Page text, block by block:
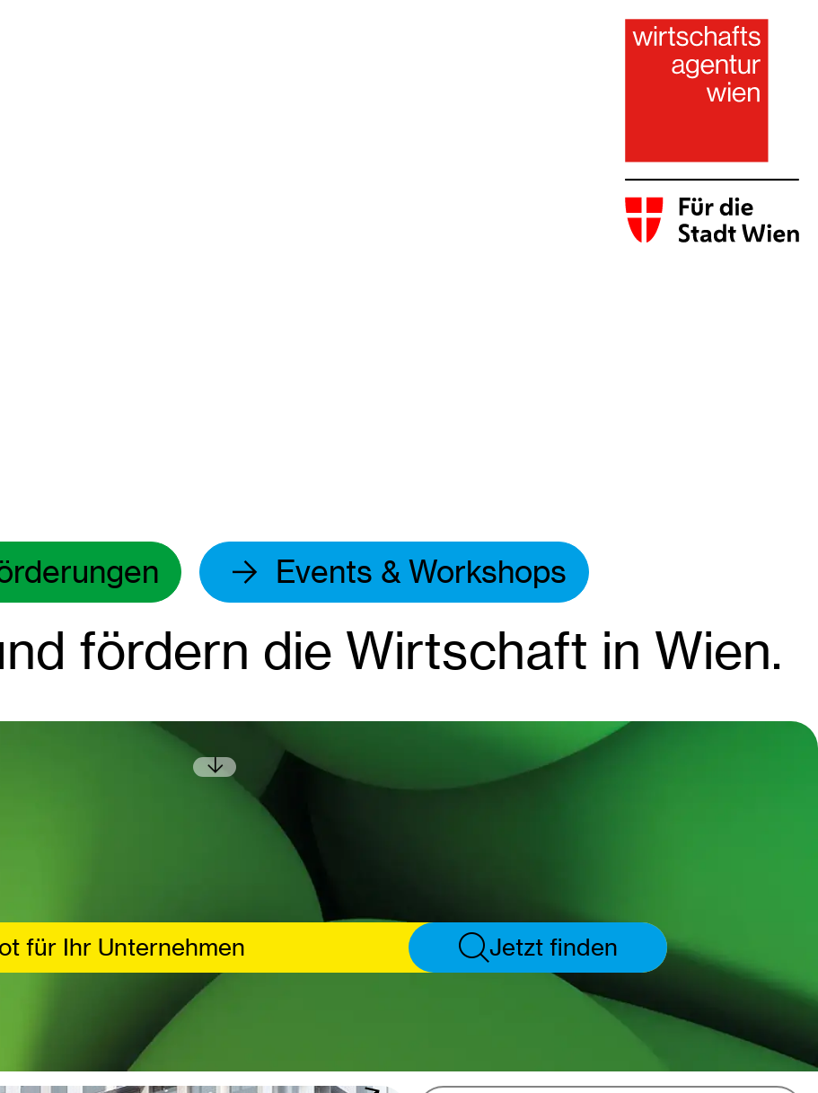
fördern die Wirtschaft in Wien.
Events & Workshops
für Ihr Unternehmen Jetzt finden